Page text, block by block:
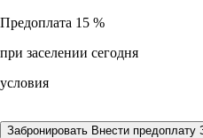
Предоплата 15 %
при заселении сегодня
условия
Забронировать Внести предоплату